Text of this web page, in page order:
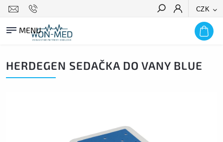
CZK
HLEDAT
HERDEGEN SEDAČKA DO VANY BLUE